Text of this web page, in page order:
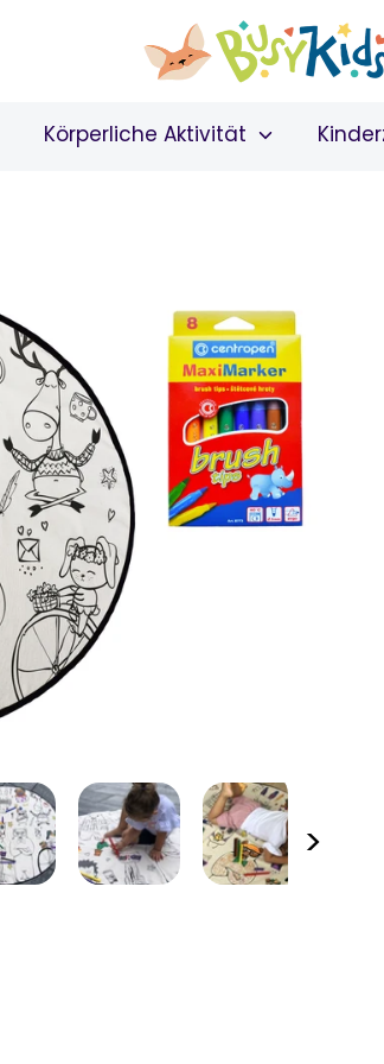
Körperliche Aktivität
>